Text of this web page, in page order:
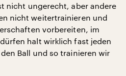
nicht ungerecht, aber andere
nicht weitertrainieren und
vorbereiten, im
halt wirklich fast jeden
Ball und so trainieren wir